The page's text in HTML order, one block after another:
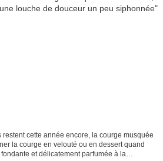
restent cette année encore, la courge musquée
la courge en velouté ou en dessert quand
et délicatement parfumée à la